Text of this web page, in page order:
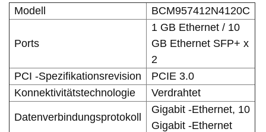
Modell BCM957412N4120C
Ports
1 GB Ethernet / 10
GB Ethernet SFP+ x
2
PCI -Spezifikationsrevision
PCIE 3.0
Konnektivitätstechnologie
Verdrahtet
Datenverbindungsprotokoll
Gigabit -Ethernet, 10
Gigabit -Ethernet